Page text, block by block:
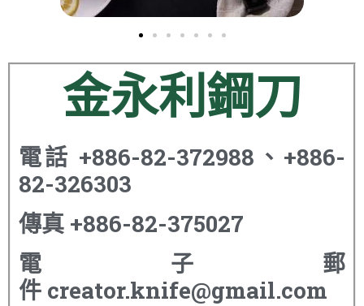
金永利鋼刀
電話 +886-82-372988、+886-
82-326303
傳真 +886-82-375027
電子郵
件 creator.knife@gmail.com